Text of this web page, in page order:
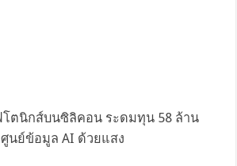
โตนิกส์บนซิลิคอน ระดมทุน 58 ล้าน
นย์ข้อมูล AI ด้วยแสง